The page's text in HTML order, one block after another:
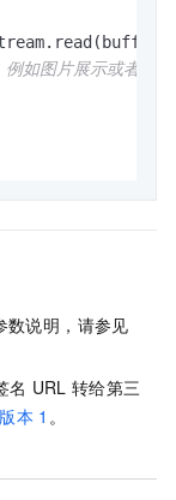
如图片展示或者写入
数说明，请参见
名 URL 转给第三
本 1 。